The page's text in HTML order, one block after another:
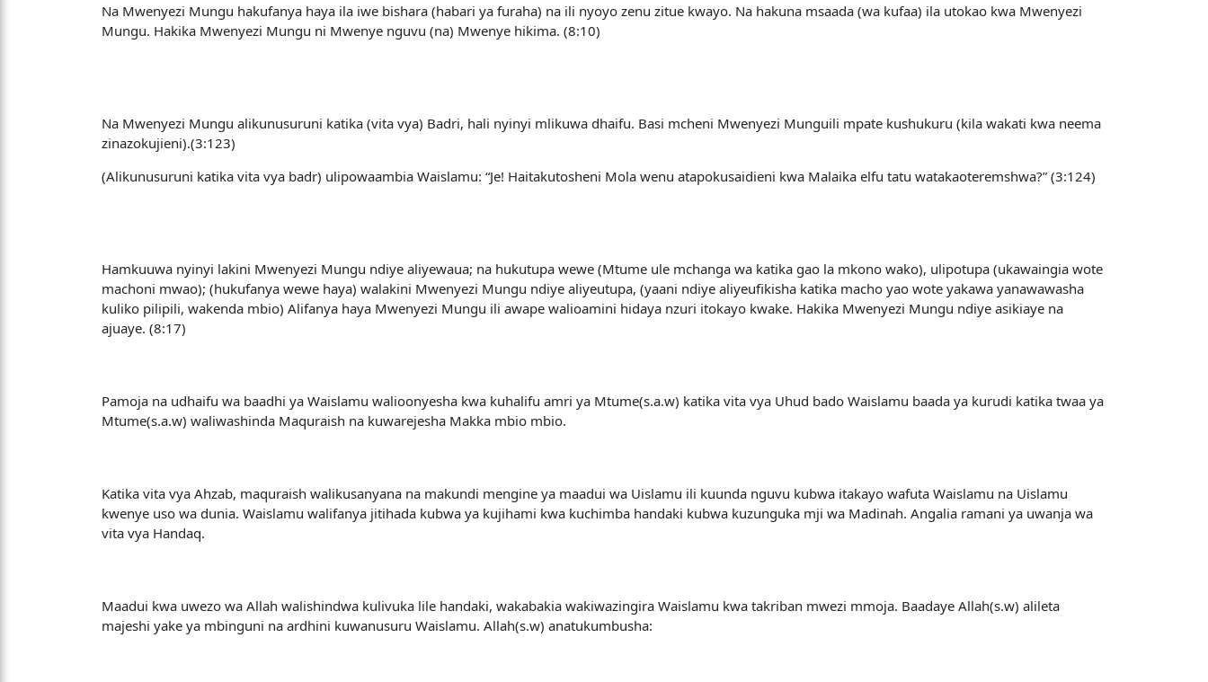
Na Mwenyezi Mungu hakufanya haya ila iwe bishara (habari ya furaha) na ili nyoyo zenu zitue kwayo. Na hakuna msaada (wa kufaa) ila utokao kwa Mwenyezi
Mungu. Hakika Mwenyezi Mungu ni Mwenye nguvu (na) Mwenye hikima. (8:10)
Na Mwenyezi Mungu alikunusuruni katika (vita vya) Badri, hali nyinyi mlikuwa dhaifu. Basi mcheni Mwenyezi Munguili mpate kushukuru (kila wakati kwa neema
zinazokujieni).(3:123)
(Alikunusuruni katika vita vya badr) ulipowaambia Waislamu: “Je! Haitakutosheni Mola wenu atapokusaidieni kwa Malaika elfu tatu watakaoteremshwa?” (3:124)
Hamkuuwa nyinyi lakini Mwenyezi Mungu ndiye aliyewaua; na hukutupa wewe (Mtume ule mchanga wa katika gao la mkono wako), ulipotupa (ukawaingia wote
machoni mwao); (hukufanya wewe haya) walakini Mwenyezi Mungu ndiye aliyeutupa, (yaani ndiye aliyeufikisha katika macho yao wote yakawa yanawawasha
kuliko pilipili, wakenda mbio) Alifanya haya Mwenyezi Mungu ili awape walioamini hidaya nzuri itokayo kwake. Hakika Mwenyezi Mungu ndiye asikiaye na
ajuaye. (8:17)
Pamoja na udhaifu wa baadhi ya Waislamu walioonyesha kwa kuhalifu amri ya Mtume(s.a.w) katika vita vya Uhud bado Waislamu baada ya kurudi katika twaa ya
Mtume(s.a.w) waliwashinda Maquraish na kuwarejesha Makka mbio mbio.
Katika vita vya Ahzab, maquraish walikusanyana na makundi mengine ya maadui wa Uislamu ili kuunda nguvu kubwa itakayo wafuta Waislamu na Uislamu
kwenye uso wa dunia. Waislamu walifanya jitihada kubwa ya kujihami kwa kuchimba handaki kubwa kuzunguka mji wa Madinah. Angalia ramani ya uwanja wa
vita vya Handaq.
Maadui kwa uwezo wa Allah walishindwa kulivuka lile handaki, wakabakia wakiwazingira Waislamu kwa takriban mwezi mmoja. Baadaye Allah(s.w) alileta
majeshi yake ya mbinguni na ardhini kuwanusuru Waislamu. Allah(s.w) anatukumbusha: